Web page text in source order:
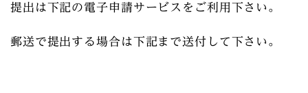
提出は下記の電子申請サービスをご利用下さい。
郵送で提出する場合は下記まで送付して下さい。